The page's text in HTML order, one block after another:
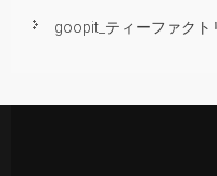
goopit_ティーファクト